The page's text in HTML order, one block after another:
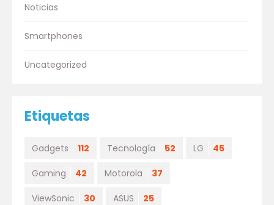
Noticias
Smartphones
Uncategorized
Etiquetas
Gadgets 112 Tecnología 52 LG 45
Gaming 42 Motorola 37
ViewSonic 30 ASUS 25